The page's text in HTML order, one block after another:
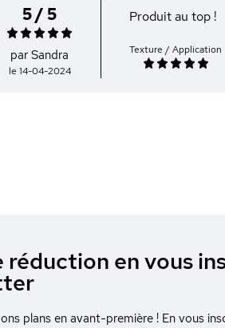
5 / 5
par Sandra
le 14-04-2024
Produit au top !
Texture / Application
réduction en vous
plans en avant-première ! En vous